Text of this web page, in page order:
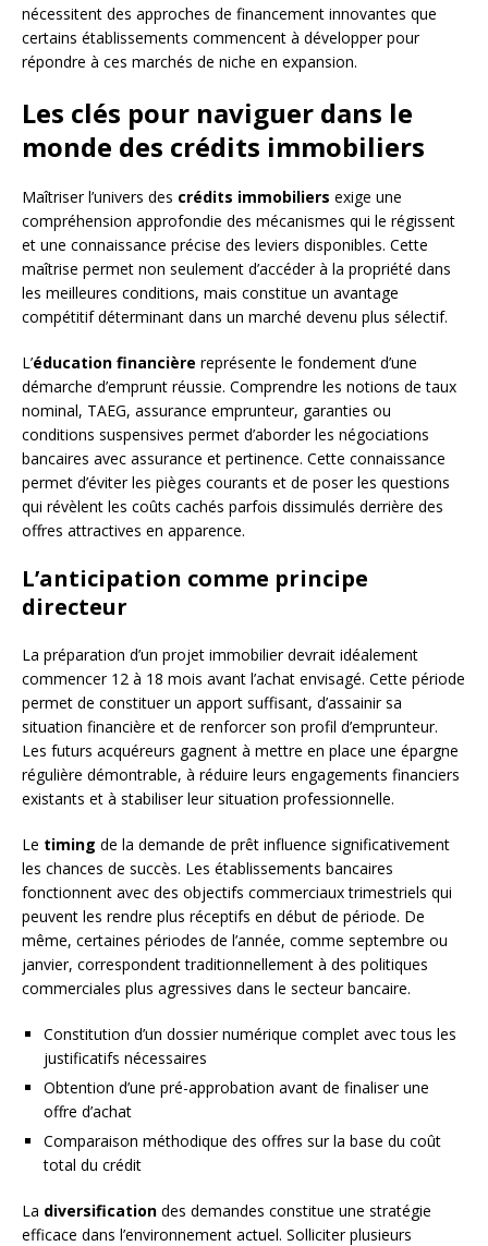
nécessitent des approches de financement innovantes que
certains établissements commencent à développer pour
répondre à ces marchés de niche en expansion.
Les clés pour naviguer dans le
monde des crédits immobiliers
Maîtriser l’univers des crédits immobiliers exige une
compréhension approfondie des mécanismes qui le régissent
et une connaissance précise des leviers disponibles. Cette
maîtrise permet non seulement d’accéder à la propriété dans
les meilleures conditions, mais constitue un avantage
compétitif déterminant dans un marché devenu plus sélectif.
L’éducation financière représente le fondement d’une
démarche d’emprunt réussie. Comprendre les notions de taux
nominal, TAEG, assurance emprunteur, garanties ou
conditions suspensives permet d’aborder les négociations
bancaires avec assurance et pertinence. Cette connaissance
permet d’éviter les pièges courants et de poser les questions
qui révèlent les coûts cachés parfois dissimulés derrière des
offres attractives en apparence.
L’anticipation comme principe
directeur
La préparation d’un projet immobilier devrait idéalement
commencer 12 à 18 mois avant l’achat envisagé. Cette période
permet de constituer un apport suffisant, d’assainir sa
situation financière et de renforcer son profil d’emprunteur.
Les futurs acquéreurs gagnent à mettre en place une épargne
régulière démontrable, à réduire leurs engagements financiers
existants et à stabiliser leur situation professionnelle.
Le timing de la demande de prêt influence significativement
les chances de succès. Les établissements bancaires
fonctionnent avec des objectifs commerciaux trimestriels qui
peuvent les rendre plus réceptifs en début de période. De
même, certaines périodes de l’année, comme septembre ou
janvier, correspondent traditionnellement à des politiques
commerciales plus agressives dans le secteur bancaire.
Constitution d’un dossier numérique complet avec tous les
justificatifs nécessaires
Obtention d’une pré-approbation avant de finaliser une
offre d’achat
Comparaison méthodique des offres sur la base du coût
total du crédit
La diversification des demandes constitue une stratégie
efficace dans l’environnement actuel. Solliciter plusieurs